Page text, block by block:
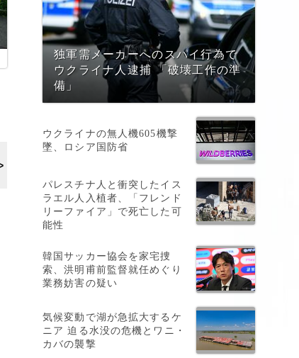
独軍需メーカーへのスパイ行為で
ウクライナ人逮捕 「破壊工作の準
備」
ウクライナの無人機605機撃
墜、ロシア国防省
パレスチナ人と衝突したイス
ラエル人入植者、「フレンド
リーファイア」で死亡した可
能性
韓国サッカー協会を家宅捜
索、洪明甫前監督就任めぐり
業務妨害の疑い
気候変動で湖が急拡大するケ
ニア 迫る水没の危機とワニ・
カバの襲撃